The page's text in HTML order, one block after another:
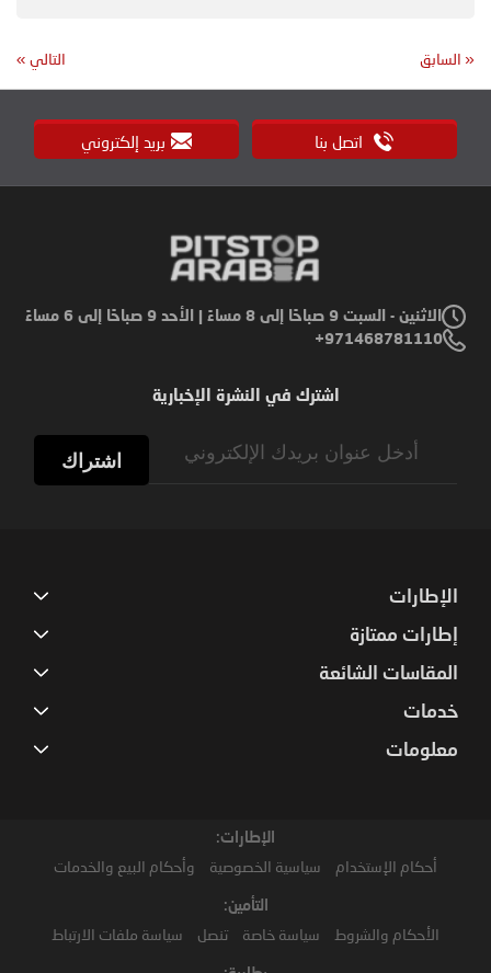
« السابق التالي »
اتصل بنا بريد إلكتروني
الاثنين - السبت 9 صباحًا إلى 8 مساءً | الأحد 9 صباحًا إلى 6 مساءً
971468781110+
اشترك في النشرة الإخبارية
اشتراك
الإطارات
إطارات ممتازة
المقاسات الشائعة
خدمات
معلومات
الإطارات:
أحكام الإستخدام سياسية الخصوصية وأحكام البيع والخدمات
التأمين:
الأحكام والشروط سياسة خاصة تنصل سياسة ملفات الارتباط